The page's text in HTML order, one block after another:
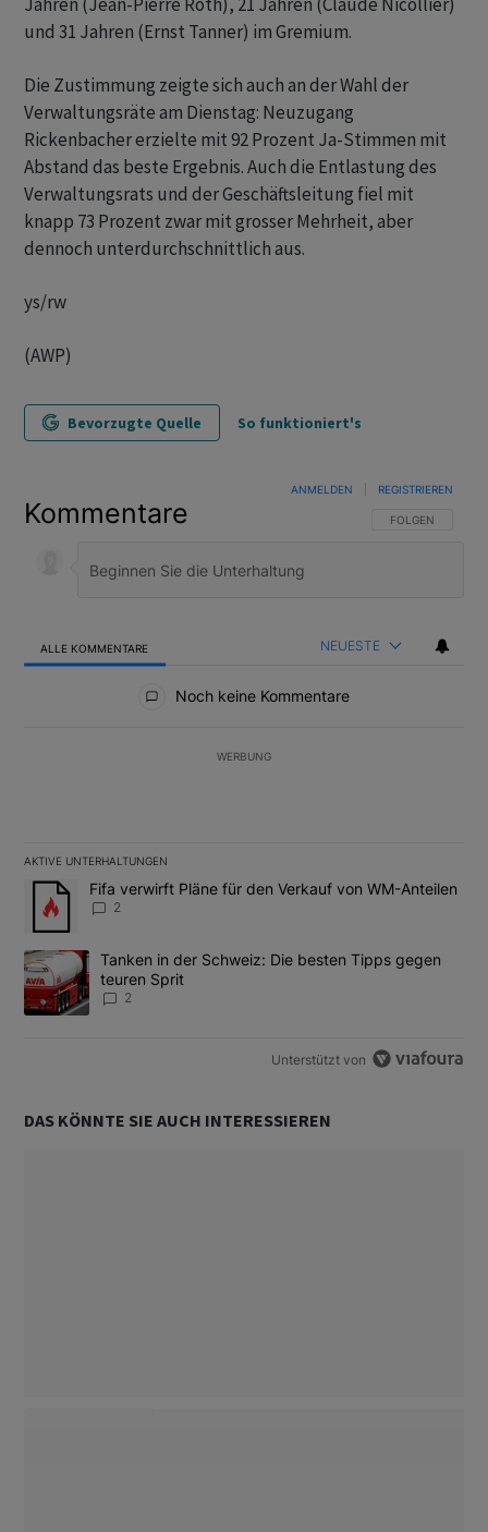
und 31 Jahren (Ernst Tanner) im Gremium.
Die Zustimmung zeigte sich auch an der Wahl der
Verwaltungsräte am Dienstag: Neuzugang
Rickenbacher erzielte mit 92 Prozent Ja-Stimmen mit
Abstand das beste Ergebnis. Auch die Entlastung des
Verwaltungsrats und der Geschäftsleitung fiel mit
knapp 73 Prozent zwar mit grosser Mehrheit, aber
dennoch unterdurchschnittlich aus.
ys/rw
(AWP)
Bevorzugte Quelle So funktioniert's
Kommentare FOLGE DIESER
FOLGEN
ANMELDEN REGISTRIEREN
ALLE KOMMENTARE NEUESTE
Noch keine Kommentare
WERBUNG
AKTIVE UNTERHALTUNGEN
Das Folgende ist eine Liste der am meisten kommentierten
Ein Trendartikel mit dem Titel "Fifa verwirft Pläne für den
Fifa verwirft Pläne für den Verkauf von WM-Anteilen
2
Ein Trendartikel mit dem Titel "Tanken in der Schweiz: Die
Tanken in der Schweiz: Die besten Tipps gegen
teuren Sprit
2
Unterstützt von
DAS KÖNNTE SIE AUCH INTERESSIEREN